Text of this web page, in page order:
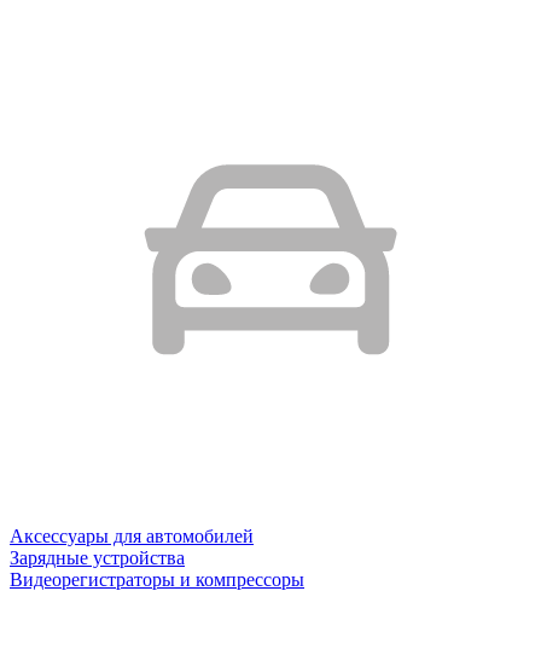
Аксессуары для автомобилей
Зарядные устройства
Видеорегистраторы и компрессоры